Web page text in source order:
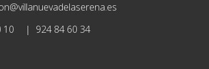
10
| 924 84 60 34